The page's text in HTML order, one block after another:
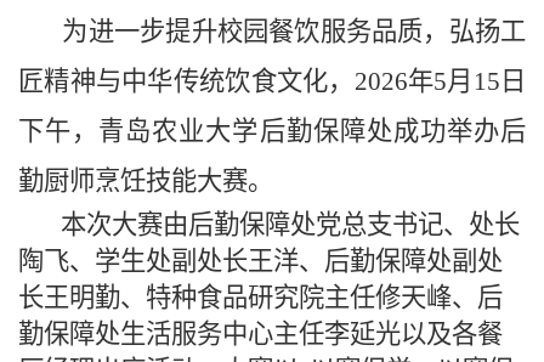
为进一步提升校园餐饮服务品质，弘扬工
匠精神与中华传统饮食文化， 2026年5月15日
下午，青岛农业大学后勤保障处成功举办后
勤厨师烹饪技能大赛。
本次大赛由后勤保障处党总支书记、处长
陶飞、学生处副处长王洋、后勤保障处副处
长王明勤、特种食品研究院主任修天峰、后
勤保障处生活服务中心主任李延光以及各餐